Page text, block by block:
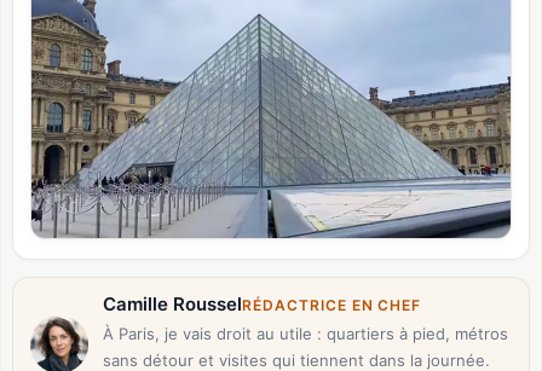
Camille RousselRÉDACTRICE EN CHEF
À Paris, je vais droit au utile : quartiers à pied, métros
sans détour et visites qui tiennent dans la journée.